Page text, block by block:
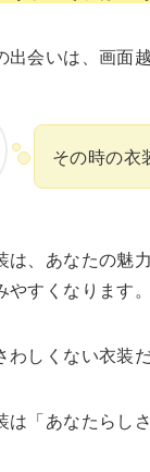
出会いは、画面
その時の衣
は、あなたの魅
すくなります。
わしくない衣装
は「あなたらし